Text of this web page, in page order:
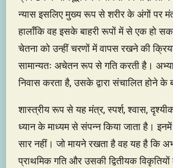
न्यास इसलिए मुख्य रूप से शरीर के अंगों पर
हालाँकि वह इसके बाहरी रूपों में से एक हो
चेतना को उन्हीं चरणों में वापस रखने की
सामान्यतः अचेतन रूप से गति करती है।
निवास करता है, उसके द्वारा संचालित होने के
शास्त्रीय रूप से यह मंत्र, स्पर्श, श्वास,
ध्यान के माध्यम से संपन्न किया जाता है।
सार नहीं। जो मायने रखता है वह यह है कि
प्राथमिक गति और उसकी द्वितीयक